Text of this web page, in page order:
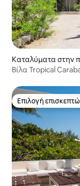
Καταλύματα στην
Βίλα Tropical
Επιλογή
Επιλογή